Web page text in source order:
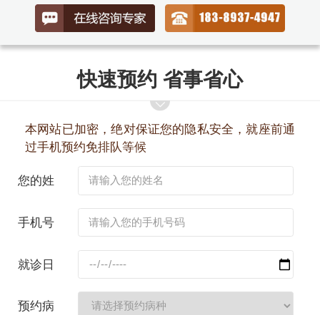
快速预约 省事省心
本网站已加密，绝对保证您的隐私安全，就座前通
过手机预约免排队等候
您的姓
手机号
就诊日
预约病